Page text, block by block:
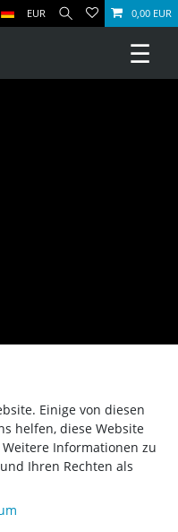
EUR 0,00 EUR
☰
Einige von diesen
helfen, diese Website
Informationen zu
Ihren Rechten als